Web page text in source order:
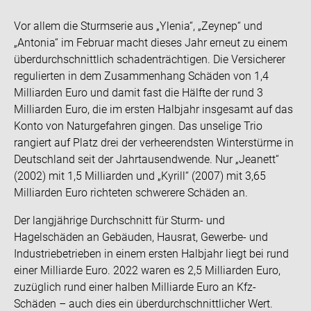
Vor allem die Sturmserie aus „Ylenia“, „Zeynep“ und
„Antonia“ im Februar macht dieses Jahr erneut zu einem
überdurchschnittlich schadenträchtigen. Die Versicherer
regulierten in dem Zusammenhang Schäden von 1,4
Milliarden Euro und damit fast die Hälfte der rund 3
Milliarden Euro, die im ersten Halbjahr insgesamt auf das
Konto von Naturgefahren gingen. Das unselige Trio
rangiert auf Platz drei der verheerendsten Winterstürme in
Deutschland seit der Jahrtausendwende. Nur „Jeanett“
(2002) mit 1,5 Milliarden und „Kyrill“ (2007) mit 3,65
Milliarden Euro richteten schwerere Schäden an.
Der langjährige Durchschnitt für Sturm- und
Hagelschäden an Gebäuden, Hausrat, Gewerbe- und
Industriebetrieben in einem ersten Halbjahr liegt bei rund
einer Milliarde Euro. 2022 waren es 2,5 Milliarden Euro,
zuzüglich rund einer halben Milliarde Euro an Kfz-
Schäden – auch dies ein überdurchschnittlicher Wert.